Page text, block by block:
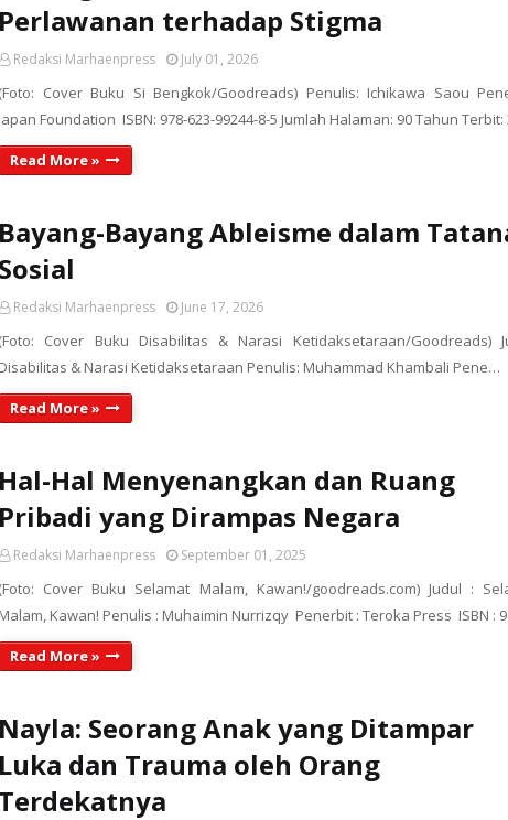
Perlawanan terhadap Stigma
Redaksi Marhaenpress July 01, 2026
(Foto: Cover Buku Si Bengkok/Goodreads) Penulis: Ichikawa Saou
Japan Foundation ISBN: 978-623-99244-8-5 Jumlah Halaman: 90 Tahun
Read More »
Bayang-Bayang Ableisme dalam
Sosial
Redaksi Marhaenpress June 17, 2026
(Foto: Cover Buku Disabilitas & Narasi Ketidaksetaraan/Goodreads)
Disabilitas & Narasi Ketidaksetaraan Penulis: Muhammad Khambali Pene…
Read More »
Hal-Hal Menyenangkan dan Ruang
Pribadi yang Dirampas Negara
Redaksi Marhaenpress September 01, 2025
(Foto: Cover Buku Selamat Malam, Kawan!/goodreads.com) Judul :
Malam, Kawan! Penulis : Muhaimin Nurrizqy Penerbit : Teroka Press ISBN :
Read More »
Nayla: Seorang Anak yang Ditampar
Luka dan Trauma oleh Orang
Terdekatnya